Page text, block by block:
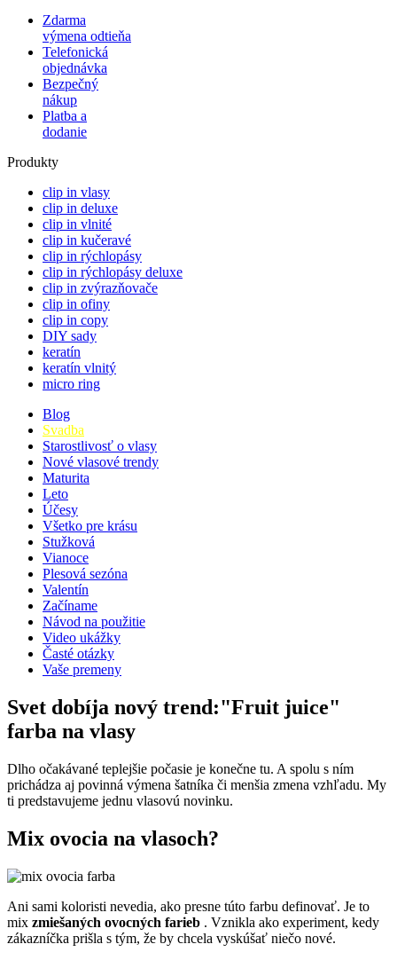
Zdarma
výmena odtieňa
Telefonická
objednávka
Bezpečný
nákup
Platba a
dodanie
Produkty
clip in vlasy
clip in deluxe
clip in vlnité
clip in kučeravé
clip in rýchlopásy
clip in rýchlopásy deluxe
clip in zvýrazňovače
clip in ofiny
clip in copy
DIY sady
keratín
keratín vlnitý
micro ring
Blog
Svadba
Starostlivosť o vlasy
Nové vlasové trendy
Maturita
Leto
Účesy
Všetko pre krásu
Stužková
Vianoce
Plesová sezóna
Valentín
Začíname
Návod na použitie
Video ukážky
Časté otázky
Vaše premeny
Svet dobíja nový trend:"Fruit juice"
farba na vlasy
Dlho očakávané teplejšie počasie je konečne tu. A spolu s ním
prichádza aj povinná výmena šatníka či menšia zmena vzhľadu. My
ti predstavujeme jednu vlasovú novinku.
Mix ovocia na vlasoch?
Ani sami koloristi nevedia, ako presne túto farbu definovať. Je to
mix zmiešaných ovocných farieb . Vznikla ako experiment, kedy
zákazníčka prišla s tým, že by chcela vyskúšať niečo nové.